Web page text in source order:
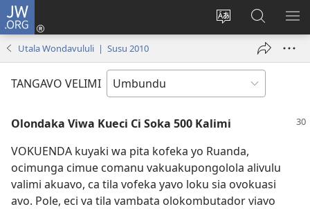
JW.ORG
Change
language
Iñila
(yikula
Sandiliya
vo
JW.ORG
Utala Wondavululi | Susu 2010
TANGAVO VELIMI
Olondaka Viwa Kueci Ci Soka 500 Kalimi
VOKUENDA kuyaki wa pita kofeka yo Ruanda,
ocimunga cimue comanu vakuakupongolola alivulu
valimi akuavo, ca tila vofeka yavo loku sia ovokuasi
avo. Pole, eci va tila vambata olokombutador viavo